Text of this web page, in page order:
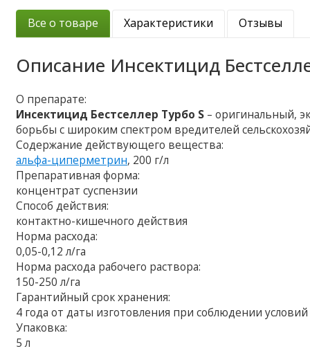
Все о товаре Характеристики Отзывы
Описание Инсектицид
О препарате:
Инсектицид Бестселлер Турбо S – оригинальный,
борьбы с широким спектром вредителей
Содержание действующего вещества:
альфа-циперметрин, 200 г/л
Препаративная форма:
концентрат суспензии
Способ действия:
контактно-кишечного действия
Норма расхода:
0,05-0,12 л/га
Норма расхода рабочего раствора:
150-250 л/га
Гарантийный срок хранения:
4 года от даты изготовления при соблюдении
Упаковка:
5 л